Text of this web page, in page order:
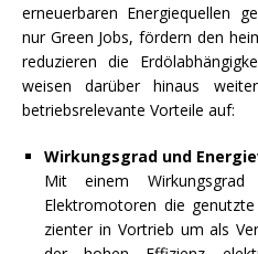
erneuerbaren Energiequellen
nur Green Jobs, fördern den
reduzieren die
weisen darüber hinaus
betriebsrelevante Vorteile auf:
Wirkungsgrad und
Mit einem
Elektromotoren die
zienter in Vortrieb um als